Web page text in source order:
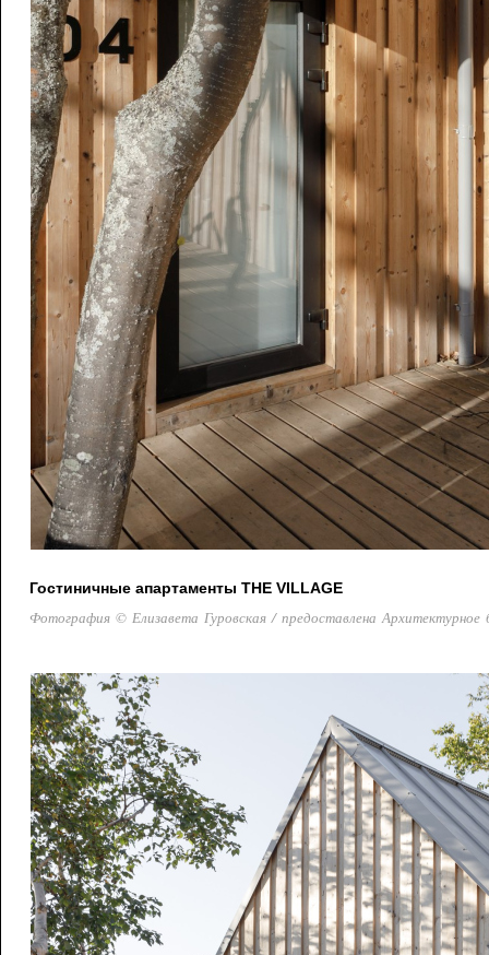
Гостиничные апартаменты THE VILLAGE
Фотография © Елизавета Гуровская / предоставлена Архитектурное